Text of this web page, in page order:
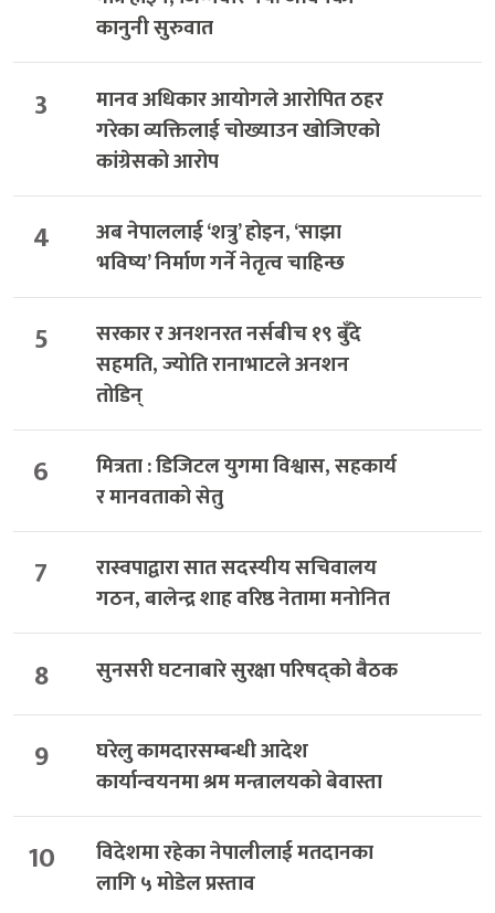
कानुनी सुरुवात
3
मानव अधिकार आयोगले आरोपित ठहर
गरेका व्यक्तिलाई चोख्याउन खोजिएको
कांग्रेसको आरोप
4
अब नेपाललाई ‘शत्रु’ होइन, ‘साझा
भविष्य’ निर्माण गर्ने नेतृत्व चाहिन्छ
5
सरकार र अनशनरत नर्सबीच १९ बुँदे
सहमति, ज्योति रानाभाटले अनशन
तोडिन्
6
मित्रता : डिजिटल युगमा विश्वास, सहकार्य
र मानवताको सेतु
7
रास्वपाद्वारा सात सदस्यीय सचिवालय
गठन, बालेन्द्र शाह वरिष्ठ नेतामा मनोनित
8 सुनसरी घटनाबारे सुरक्षा परिषद्को बैठक
9
घरेलु कामदारसम्बन्धी आदेश
कार्यान्वयनमा श्रम मन्त्रालयको बेवास्ता
10
विदेशमा रहेका नेपालीलाई मतदानका
लागि ५ मोडेल प्रस्ताव